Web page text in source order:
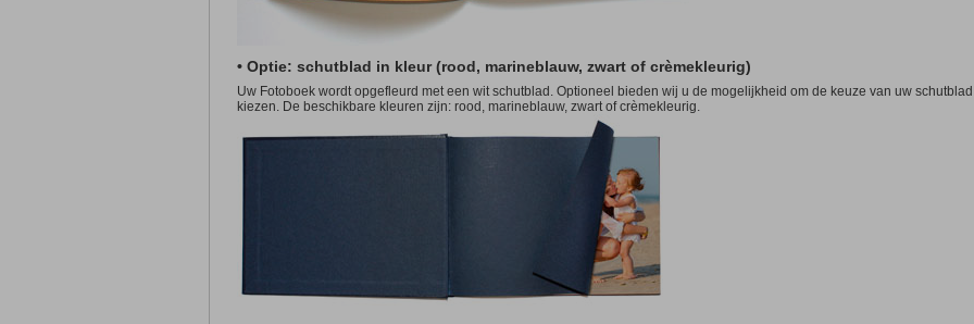
• Optie: schutblad in kleur (rood, marineblauw, zwart of crèmekleurig)
Uw Fotoboek wordt opgefleurd met een wit schutblad. Optioneel bieden wij u de mogelijkheid om de keuze van uw
kiezen. De beschikbare kleuren zijn: rood, marineblauw, zwart of crèmekleurig.